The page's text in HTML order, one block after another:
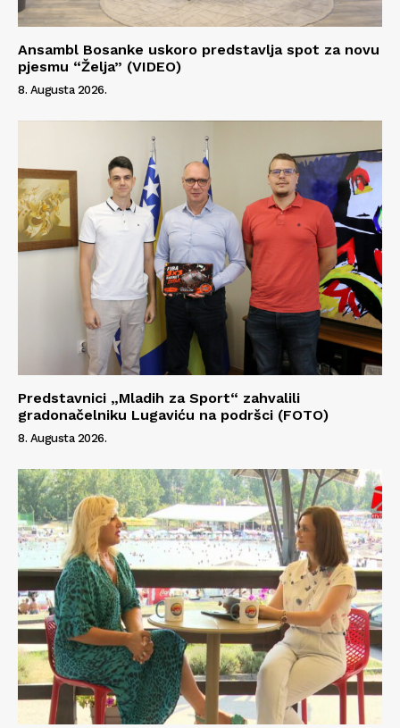
Ansambl Bosanke uskoro predstavlja spot za novu
pjesmu “Želja” (VIDEO)
8. Augusta 2026.
Predstavnici „Mladih za Sport“ zahvalili
gradonačelniku Lugaviću na podršci (FOTO)
8. Augusta 2026.